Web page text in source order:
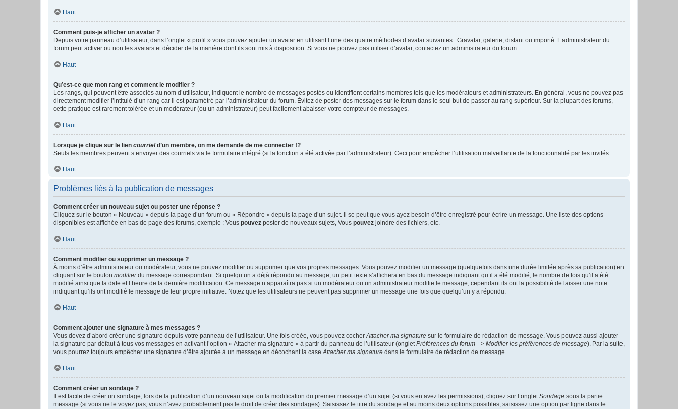
Haut
Comment puis-je afficher un avatar ?
Depuis votre panneau d’utilisateur, dans l’onglet « profil » vous pouvez ajouter un avatar en utilisant l’une des quatre méthodes d’avatar suivantes : Gravatar, galerie, distant ou importé. L’administrateur du
forum peut activer ou non les avatars et décider de la manière dont ils sont mis à disposition. Si vous ne pouvez pas utiliser d’avatar, contactez un administrateur du forum.
Haut
Qu’est-ce que mon rang et comment le modifier ?
Les rangs, qui peuvent être associés au nom d’utilisateur, indiquent le nombre de messages postés ou identifient certains membres tels que les modérateurs et administrateurs. En général, vous ne pouvez pas
directement modifier l’intitulé d’un rang car il est paramétré par l’administrateur du forum. Évitez de poster des messages sur le forum dans le seul but de passer au rang supérieur. Sur la plupart des forums,
cette pratique est rarement tolérée et un modérateur (ou un administrateur) peut facilement abaisser votre compteur de messages.
Haut
Lorsque je clique sur le lien courrield’un membre, on me demande de me connecter !?
Seuls les membres peuvent s’envoyer des courriels via le formulaire intégré (si la fonction a été activée par l’administrateur). Ceci pour empêcher l’utilisation malveillante de la fonctionnalité par les invités.
Haut
Problèmes liés à la publication de messages
Comment créer un nouveau sujet ou poster une réponse ?
Cliquez sur le bouton « Nouveau » depuis la page d’un forum ou « Répondre » depuis la page d’un sujet. Il se peut que vous ayez besoin d’être enregistré pour écrire un message. Une liste des options
disponibles est affichée en bas de page des forums, exemple : Vous pouvez poster de nouveaux sujets, Vous pouvez joindre des fichiers, etc.
Haut
Comment modifier ou supprimer un message ?
À moins d’être administrateur ou modérateur, vous ne pouvez modifier ou supprimer que vos propres messages. Vous pouvez modifier un message (quelquefois dans une durée limitée après sa publication) en
cliquant sur le bouton modifierdu message correspondant. Si quelqu’un a déjà répondu au message, un petit texte s’affichera en bas du message indiquant qu’il a été modifié, le nombre de fois qu’il a été
modifié ainsi que la date et l’heure de la dernière modification. Ce message n’apparaîtra pas si un modérateur ou un administrateur modifie le message, cependant ils ont la possibilité de laisser une note
indiquant qu’ils ont modifié le message de leur propre initiative. Notez que les utilisateurs ne peuvent pas supprimer un message une fois que quelqu’un y a répondu.
Haut
Comment ajouter une signature à mes messages ?
Vous devez d’abord créer une signature depuis votre panneau de l’utilisateur. Une fois créée, vous pouvez cocherAttacher ma signature sur le formulaire de rédaction de message. Vous pouvez aussi ajouter
la signature par défaut à tous vos messages en activant l’option « Attacher ma signature » à partir du panneau de l’utilisateur (ongletPréférences du forum --> Modifier les préférences de message). Par la suite,
vous pourrez toujours empêcher une signature d’être ajoutée à un message en décochant la caseAttacher ma signature dans le formulaire de rédaction de message.
Haut
Comment créer un sondage ?
Il est facile de créer un sondage, lors de la publication d’un nouveau sujet ou la modification du premier message d’un sujet (si vous en avez les permissions), cliquez sur l’ongletSondage sous la partie
message (si vous ne le voyez pas, vous n’avez probablement pas le droit de créer des sondages). Saisissez le titre du sondage et au moins deux options possibles, saisissez une option par ligne dans le